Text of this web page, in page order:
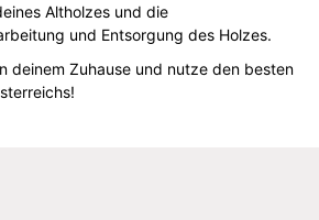
Altholzes und die
und Entsorgung des Holzes.
deinem Zuhause und nutze den besten